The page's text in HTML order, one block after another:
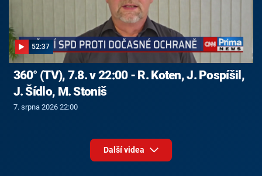
52:37
360° (TV), 7.8. v 22:00 - R. Koten, J. Pospíšil,
J. Šídlo, M. Stoniš
7. srpna 2026 22:00
Další videa